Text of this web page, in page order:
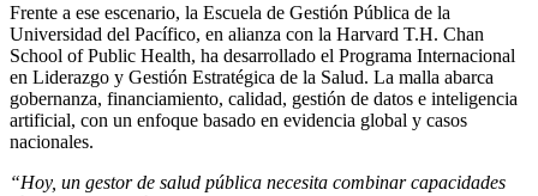
Frente a ese escenario, la Escuela de Gestión Pública de la
Universidad del Pacífico, en alianza con la Harvard T.H. Chan
School of Public Health, ha desarrollado el Programa Internacional
en Liderazgo y Gestión Estratégica de la Salud. La malla abarca
gobernanza, financiamiento, calidad, gestión de datos e inteligencia
artificial, con un enfoque basado en evidencia global y casos
nacionales.
“Hoy, un gestor de salud pública necesita combinar capacidades